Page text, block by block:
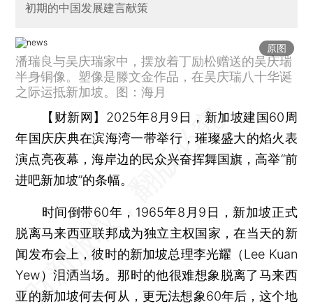
初期的中国发展建言献策
原图
潘瑞良与吴庆瑞家中，摆放着丁励松赠送的吴庆瑞
半身铜像。塑像是滕文金作品，在吴庆瑞八十华诞
之际运抵新加坡。图：海月
【财新网】 2025年8月9日，新加坡建国60周
年国庆庆典在滨海湾一带举行，璀璨盛大的焰火表
演点亮夜幕，海岸边的民众兴奋挥舞国旗，高举“前
进吧新加坡”的条幅。
时间倒带60年，1965年8月9日，新加坡正式
脱离马来西亚联邦成为独立主权国家，在当天的新
闻发布会上，彼时的新加坡总理李光耀（Lee Kuan
Yew）泪洒当场。那时的他很难想象脱离了马来西
亚的新加坡何去何从，更无法想象60年后，这个地